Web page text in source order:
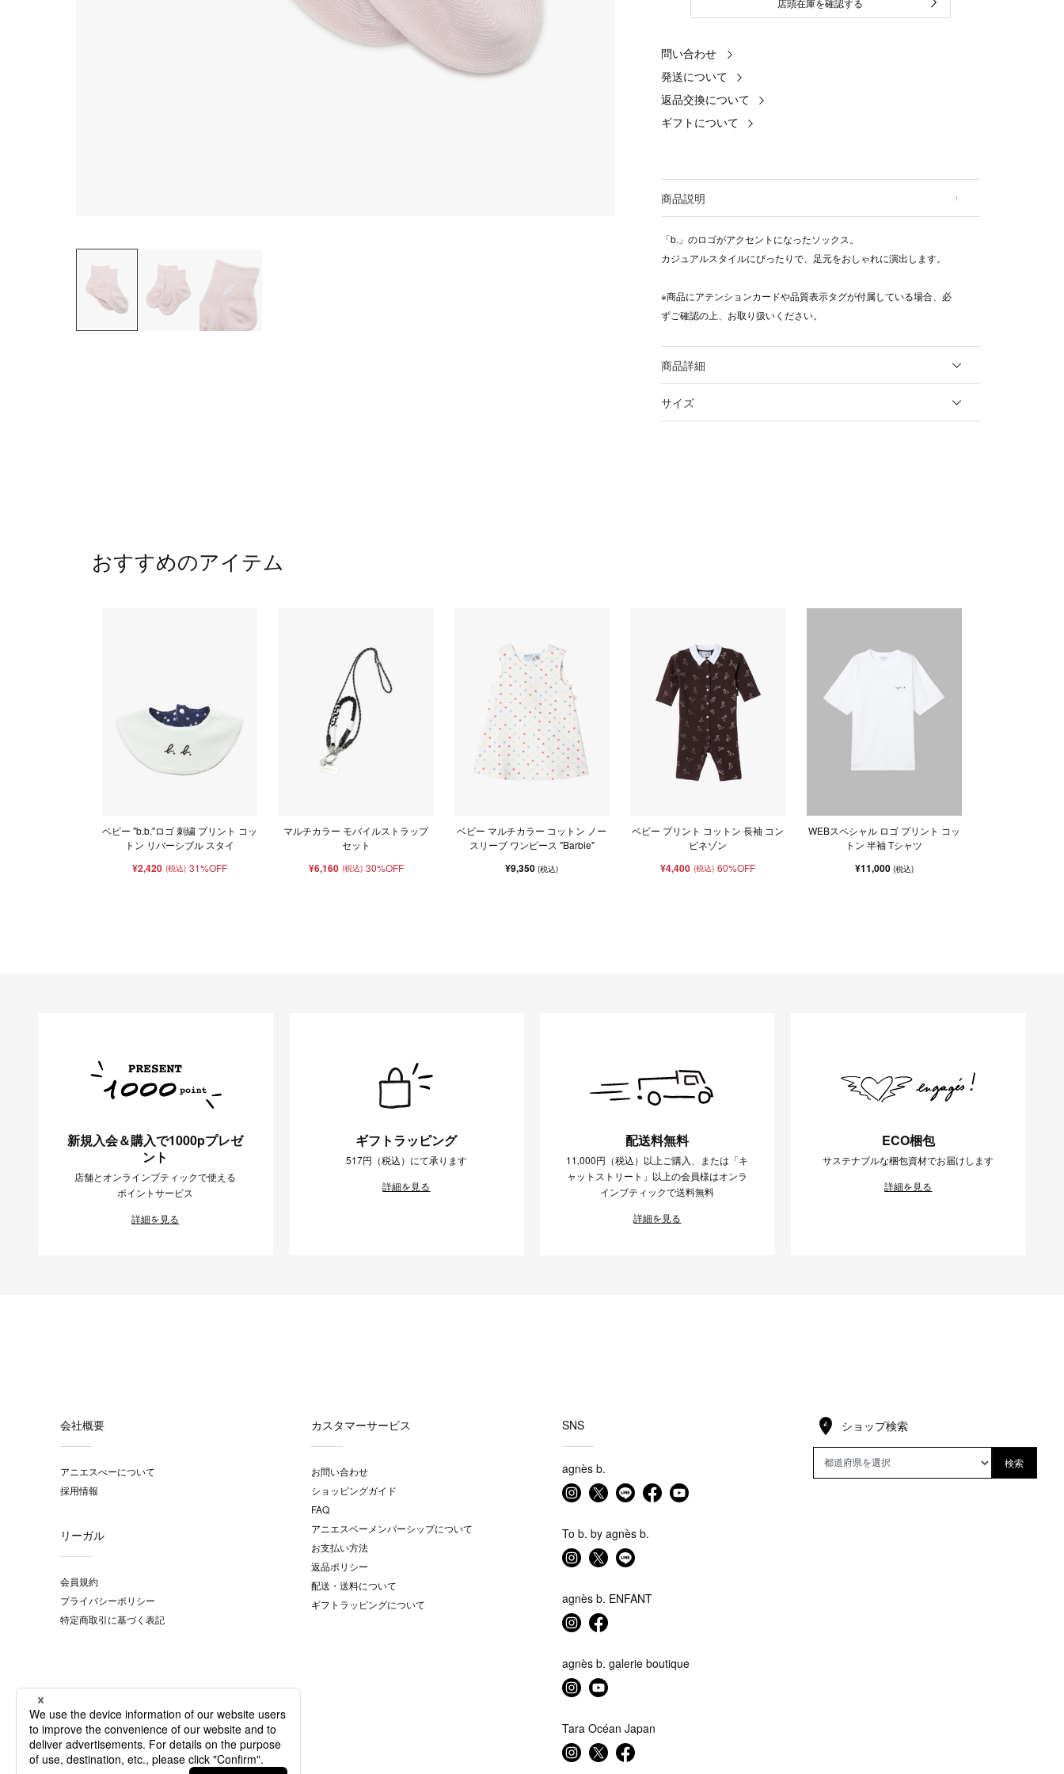
店頭在庫を確認する
問い合わせ
発送について
返品交換について
ギフトについて
商品説明
「b.」のロゴがアクセントになったソックス。
カジュアルスタイルにぴったりで、足元をおしゃれに演出します。
※商品にアテンションカードや品質表示タグが付属している場合、必
ずご確認の上、お取り扱いください。
商品詳細
サイズ
おすすめのアイテム
ベビー "b.b."ロゴ 刺繍 プリント コッ
トン リバーシブル スタイ
¥2,420 (税込) 31%OFF
マルチカラー モバイルストラップ
セット
¥6,160 (税込) 30%OFF
ベビー マルチカラー コットン ノー
スリーブ ワンピース "Barbie"
¥9,350(税込)
ベビー プリント コットン 長袖 コン
ビネゾン
¥4,400 (税込) 60%OFF
WEBスペシャル ロゴ プリント コッ
トン 半袖 Tシャツ
¥11,000 (税込)
新規入会＆購入で1000pプレゼ
ント
店舗とオンラインブティックで使える
ポイントサービス
詳細を見る
ギフトラッピング
517円（税込）にて承ります
詳細を見る
配送料無料
11,000円（税込）以上ご購入、または「キ
ャットストリート」以上の会員様はオンラ
インブティックで送料無料
詳細を見る
ECO梱包
サステナブルな梱包資材でお届けします
詳細を見る
会社概要
アニエスべーについて
採用情報
リーガル
会員規約
プライバシーポリシー
特定商取引に基づく表記
カスタマーサービス
お問い合わせ
ショッピングガイド
FAQ
アニエスベーメンバーシップについて
お支払い方法
返品ポリシー
配送・送料について
ギフトラッピングについて
SNS
agnès b.
To b. by agnès b.
agnès b. ENFANT
agnès b. galerie boutique
Tara Océan Japan
ショップ検索
検索